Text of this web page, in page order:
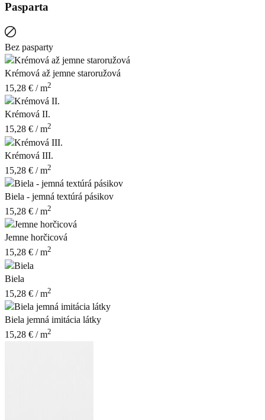
Pasparta
Bez pasparty
Krémová až jemne staroružová
15,28 € / m2
Krémová II.
15,28 € / m2
Krémová III.
15,28 € / m2
Biela - jemná textúrá pásikov
15,28 € / m2
Jemne horčicová
15,28 € / m2
Biela
15,28 € / m2
Biela jemná imitácia látky
15,28 € / m2